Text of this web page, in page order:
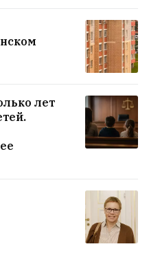
лет
народного
забег и концерт
9
в Мядельском
→